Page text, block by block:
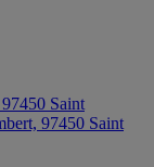
Saint
97450 Saint